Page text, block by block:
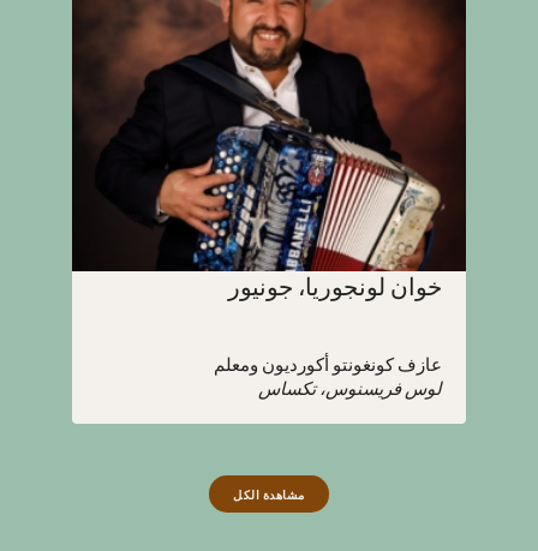
خوان لونجوريا، جونيور
عازف كونغونتو أكورديون ومعلم
لوس فريسنوس، تكساس
مشاهدة الكل